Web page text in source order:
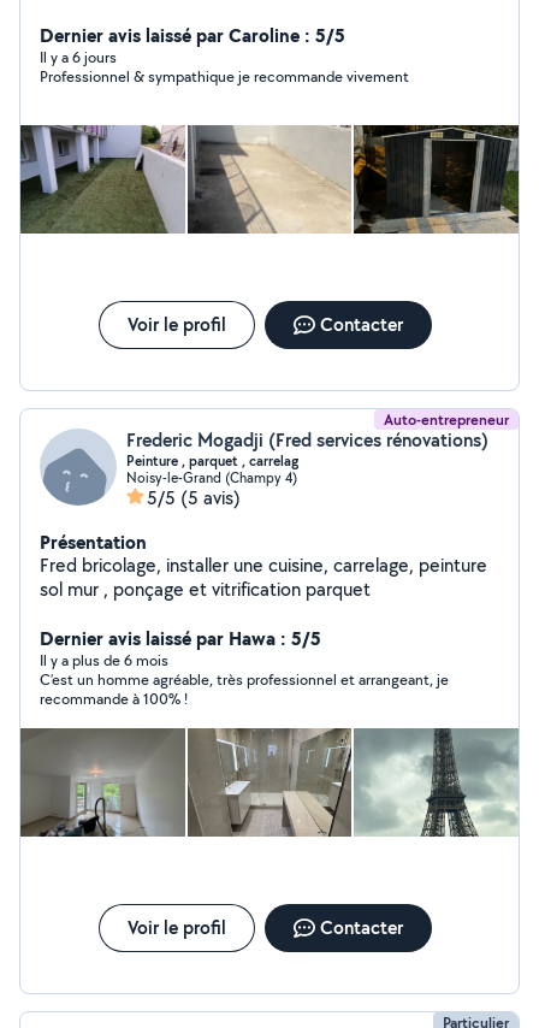
réparations, installations, finitions, améliorations de
l'habitat et bien plus encore. Travail soigné et de qualité
Ponctualité et sérieux Conseils honnêtes et solutions
satisfaction est ma priorité. Un travail bien fait, au juste
prix. N'hésitez pas à me contacter, je réponds
rapidement et avec plaisir.
Dernier avis laissé par Caroline : 5/5
Il y a 6 jours
Professionnel & sympathique je recommande vivement
Voir le profil Contacter
Auto-entrepreneur
Frederic Mogadji (Fred services rénovations)
Peinture , parquet , carrelag
Noisy-le-Grand (Champy 4)
5/5 (5 avis)
Présentation
Fred bricolage, installer une cuisine, carrelage, peinture
sol mur , ponçage et vitrification parquet
Dernier avis laissé par Hawa : 5/5
Il y a plus de 6 mois
C’est un homme agréable, très professionnel et arrangeant, je
recommande à 100% !
Voir le profil Contacter
Particulier